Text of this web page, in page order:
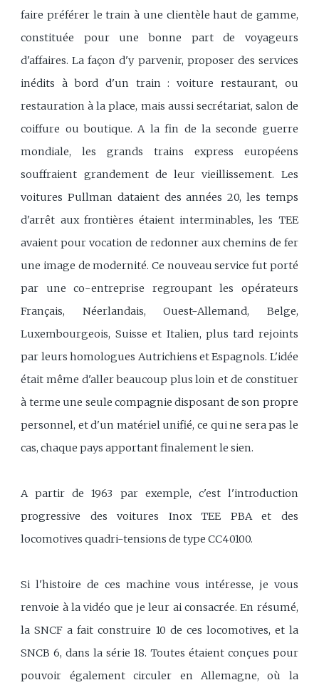
faire préférer le train à une clientèle haut de gamme,
constituée pour une bonne part de voyageurs
d'affaires. La façon d'y parvenir, proposer des services
inédits à bord d'un train : voiture restaurant, ou
restauration à la place, mais aussi secrétariat, salon de
coiffure ou boutique. A la fin de la seconde guerre
mondiale, les grands trains express européens
souffraient grandement de leur vieillissement. Les
voitures Pullman dataient des années 20, les temps
d'arrêt aux frontières étaient interminables, les TEE
avaient pour vocation de redonner aux chemins de fer
une image de modernité. Ce nouveau service fut porté
par une co-entreprise regroupant les opérateurs
Français, Néerlandais, Ouest-Allemand, Belge,
Luxembourgeois, Suisse et Italien, plus tard rejoints
par leurs homologues Autrichiens et Espagnols. L'idée
était même d'aller beaucoup plus loin et de constituer
à terme une seule compagnie disposant de son propre
personnel, et d'un matériel unifié, ce qui ne sera pas le
cas, chaque pays apportant finalement le sien.
A partir de 1963 par exemple, c'est l'introduction
progressive des voitures Inox TEE PBA et des
locomotives quadri-tensions de type CC40100.
Si l'histoire de ces machine vous intéresse, je vous
renvoie à la vidéo que je leur ai consacrée. En résumé,
la SNCF a fait construire 10 de ces locomotives, et la
SNCB 6, dans la série 18. Toutes étaient conçues pour
pouvoir également circuler en Allemagne, où la